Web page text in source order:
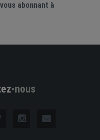
abonnant à
nous